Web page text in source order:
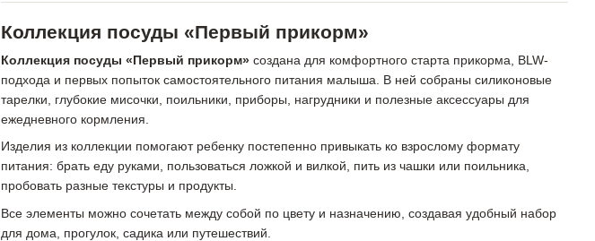
Коллекция посуды «Первый прикорм»
Коллекция посуды «Первый прикорм» создана для комфортного старта прикорма, BLW-
подхода и первых попыток самостоятельного питания малыша. В ней собраны силиконовые
тарелки, глубокие мисочки, поильники, приборы, нагрудники и полезные аксессуары для
ежедневного кормления.
Изделия из коллекции помогают ребенку постепенно привыкать ко взрослому формату
питания: брать еду руками, пользоваться ложкой и вилкой, пить из чашки или поильника,
пробовать разные текстуры и продукты.
Все элементы можно сочетать между собой по цвету и назначению, создавая удобный набор
для дома, прогулок, садика или путешествий.